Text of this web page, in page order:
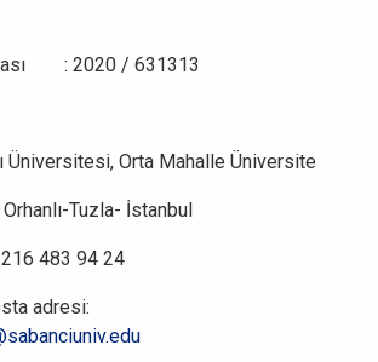
: 2020 / 631313
Üniversitesi, Orta Mahalle Üniversite
Tuzla- İstanbul
483 94 24
adresi: